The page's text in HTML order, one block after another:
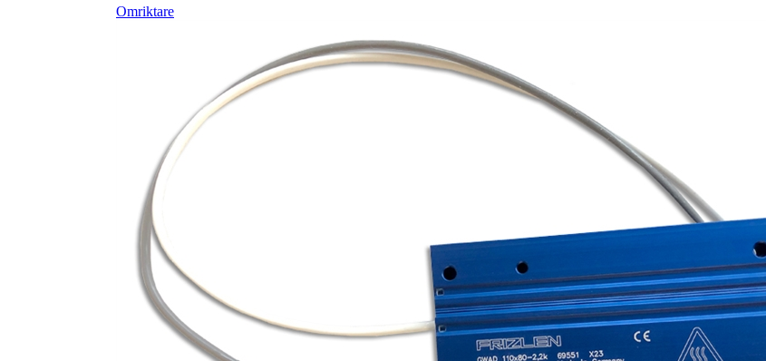
Omriktare